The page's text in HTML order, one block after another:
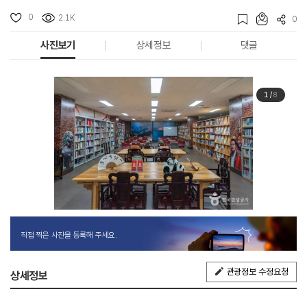
0 2.1K 0
사진보기 상세정보 댓글
1/8
직접 찍은 사진을 등록해 주세요.
상세정보 관광정보 수정요청